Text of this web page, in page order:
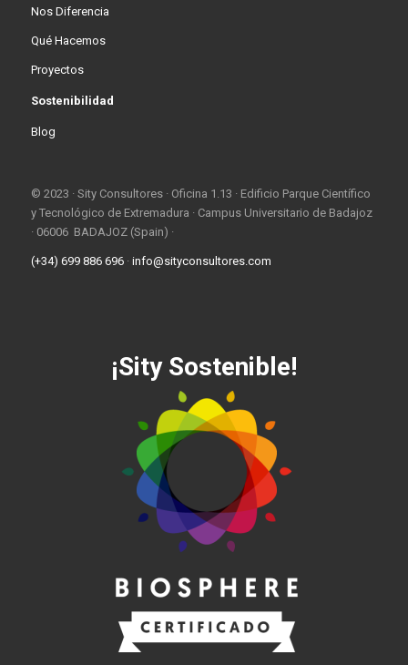
Nos Diferencia
Qué Hacemos
Proyectos
Sostenibilidad
Blog
© 2023 · Sity Consultores · Oficina 1.13 · Edificio Parque Científico
y Tecnológico de Extremadura · Campus Universitario de Badajoz
· 06006 BADAJOZ (Spain) ·
(+34) 699 886 696· info@sityconsultores.com
¡Sity Sostenible!